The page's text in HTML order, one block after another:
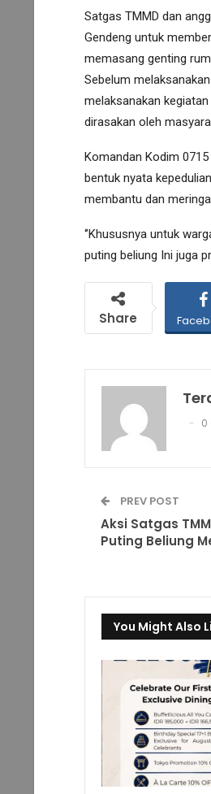
Satgas TMMD dan
Gendeng untuk
memasang genting
Sebelum
melaksanakan
dirasakan oleh
Komandan Kodim
bentuk nyata
membantu dan
‘’Khususnya untuk
puting beliung Ini juga
Share
0
PREV POST
Aksi Satgas
Puting Beliung
You Might Also